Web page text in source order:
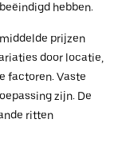
hebben.
prijzen
door locatie,
factoren. Vaste
zijn. De
ritten